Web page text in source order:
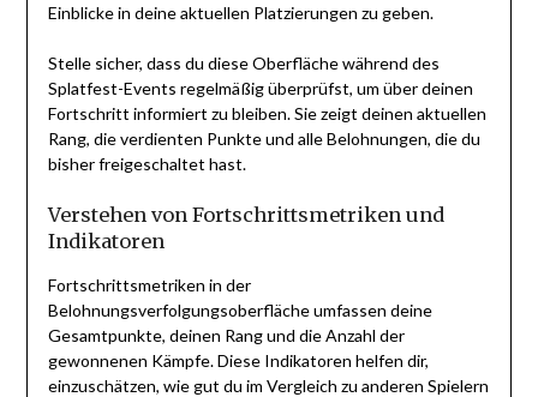
Einblicke in deine aktuellen Platzierungen zu geben.
Stelle sicher, dass du diese Oberfläche während des
Splatfest-Events regelmäßig überprüfst, um über deinen
Fortschritt informiert zu bleiben. Sie zeigt deinen aktuellen
Rang, die verdienten Punkte und alle Belohnungen, die du
bisher freigeschaltet hast.
Verstehen von Fortschrittsmetriken und
Indikatoren
Fortschrittsmetriken in der
Belohnungsverfolgungsoberfläche umfassen deine
Gesamtpunkte, deinen Rang und die Anzahl der
gewonnenen Kämpfe. Diese Indikatoren helfen dir,
einzuschätzen, wie gut du im Vergleich zu anderen Spielern